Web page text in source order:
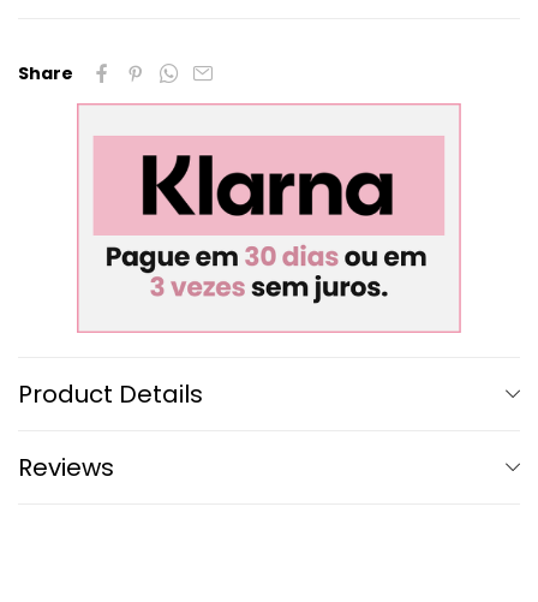
Share
Product Details
Reviews